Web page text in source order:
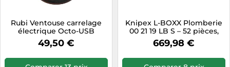
Rubi Ventouse carrelage
électrique Octo-USB
Energy — Batterie
rechargeable, écran, 140 kg,
49,50 €
Knipex L-BOXX Plomberie
00 21 19 LB S – 52 pièces,
357 mm
669,98 €